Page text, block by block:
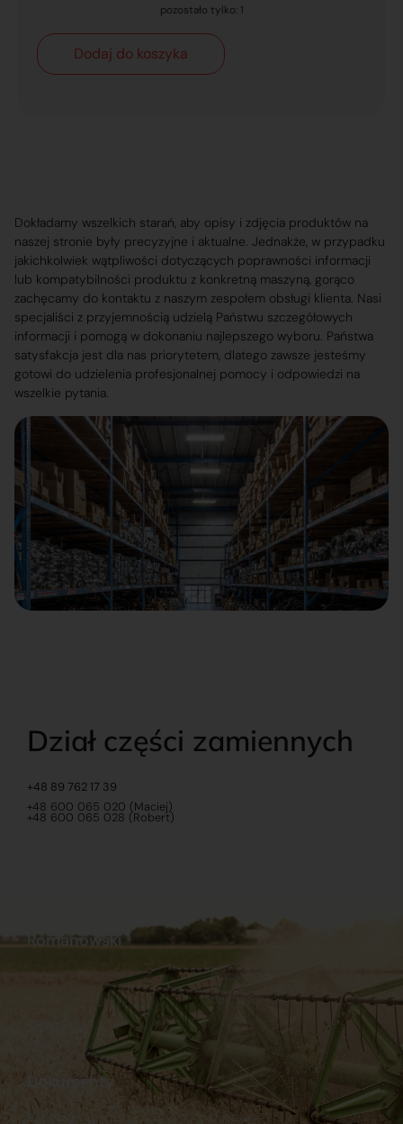
pozostało tylko: 1
Dodaj do koszyka
Dokładamy wszelkich starań, aby opisy i zdjęcia produktów na
naszej stronie były precyzyjne i aktualne. Jednakże, w przypadku
jakichkolwiek wątpliwości dotyczących poprawności informacji
lub kompatybilności produktu z konkretną maszyną, gorąco
zachęcamy do kontaktu z naszym zespołem obsługi klienta. Nasi
specjaliści z przyjemnością udzielą Państwu szczegółowych
informacji i pomogą w dokonaniu najlepszego wyboru. Państwa
satysfakcja jest dla nas priorytetem, dlatego zawsze jesteśmy
gotowi do udzielenia profesjonalnej pomocy i odpowiedzi na
wszelkie pytania.
Dział części zamiennych
+48 89 762 17 39
+48 600 065 020 (Maciej)
+48 600 065 028 (Robert)
Dokumenty
Regulamin Dostawy
Romanowski
Sklep internetowy
Praca
Ubezpieczenia